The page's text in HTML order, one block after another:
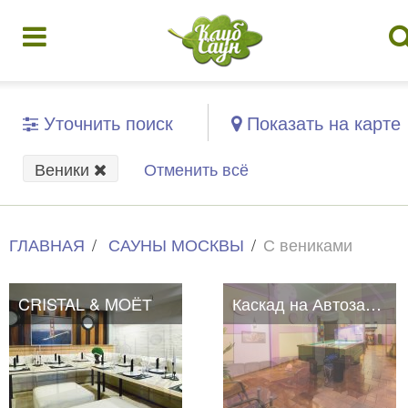
Уточнить поиск Показать на карте
Веники Отменить всё
ГЛАВНАЯ САУНЫ МОСКВЫ С вениками
CRISTAL & MOЁТ Каскад на Автозаводской